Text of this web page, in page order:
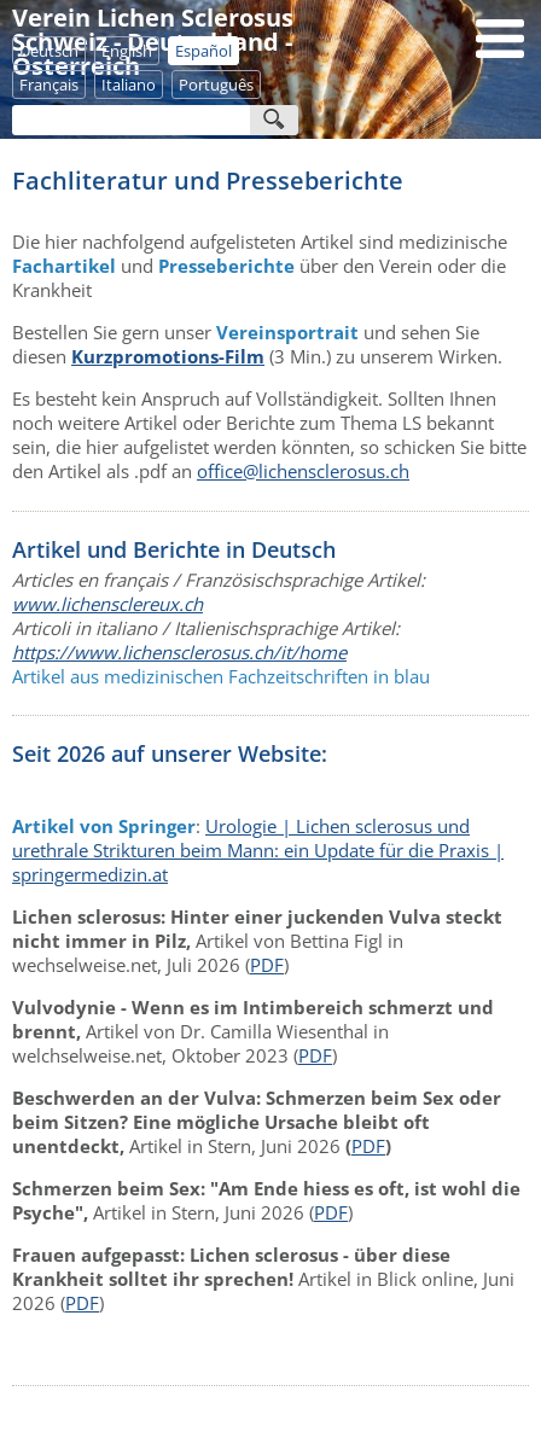
Verein Lichen Sclerosus
Schweiz - Deutschland -
Österreich
Deutsch English
Español
Français
Italiano Português
Fachliteratur und Presseberichte
Die hier nachfolgend aufgelisteten Artikel sind medizinische
Fachartikel und Presseberichte über den Verein oder die
Krankheit
Bestellen Sie gern unser Vereinsportrait und sehen Sie
diesen Kurzpromotions-Film (3 Min.) zu unserem Wirken.
Es besteht kein Anspruch auf Vollständigkeit. Sollten Ihnen
noch weitere Artikel oder Berichte zum Thema LS bekannt
sein, die hier aufgelistet werden könnten, so schicken Sie bitte
den Artikel als .pdf an office@lichensclerosus.ch
Artikel und Berichte in Deutsch
Articles en français / Französischsprachige Artikel:
www.lichensclereux.ch
Articoli in italiano / Italienischsprachige Artikel:
https://www.lichensclerosus.ch/it/home
Artikel aus medizinischen Fachzeitschriften in blau
Seit 2026 auf unserer Website:
Artikel von Springer: Urologie | Lichen sclerosus und
urethrale Strikturen beim Mann: ein Update für die Praxis |
springermedizin.at
Lichen sclerosus: Hinter einer juckenden Vulva steckt
nicht immer in Pilz, Artikel von Bettina Figl in
wechselweise.net, Juli 2026 (PDF)
Vulvodynie - Wenn es im Intimbereich schmerzt und
brennt, Artikel von Dr. Camilla Wiesenthal in
welchselweise.net, Oktober 2023 (PDF)
Beschwerden an der Vulva: Schmerzen beim Sex oder
beim Sitzen? Eine mögliche Ursache bleibt oft
unentdeckt, Artikel in Stern, Juni 2026 (PDF)
Schmerzen beim Sex: "Am Ende hiess es oft, ist wohl die
Psyche", Artikel in Stern, Juni 2026 (PDF)
Frauen aufgepasst: Lichen sclerosus - über diese
Krankheit solltet ihr sprechen! Artikel in Blick online, Juni
2026 (PDF)